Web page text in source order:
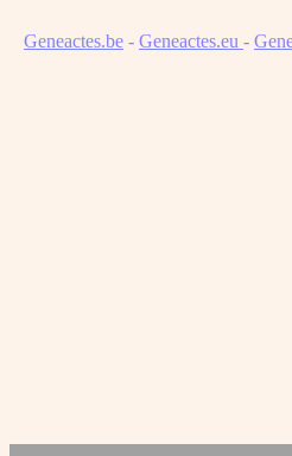
Geneactes.be - Geneactes.eu -